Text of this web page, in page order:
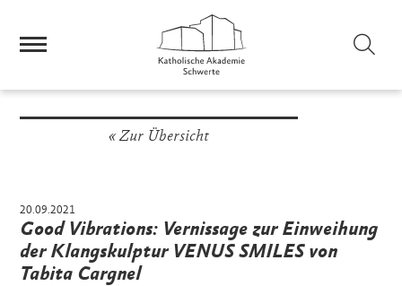
Zur Übersicht
20.09.2021
Good Vibrations: Vernissage zur Einweihung
der Klangskulptur VENUS SMILES von
Tabita Cargnel